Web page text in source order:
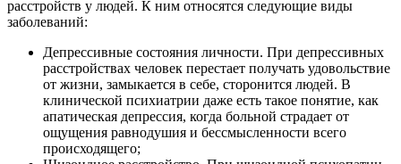
расстройств у людей. К ним относятся следующие виды
заболеваний:
Депрессивные состояния личности. При депрессивных
расстройствах человек перестает получать удовольствие
от жизни, замыкается в себе, сторонится людей. В
клинической психиатрии даже есть такое понятие, как
апатическая депрессия, когда больной страдает от
ощущения равнодушия и бессмысленности всего
происходящего;